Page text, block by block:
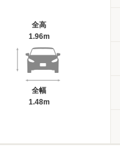
全高
1.96m
全幅
1.48m